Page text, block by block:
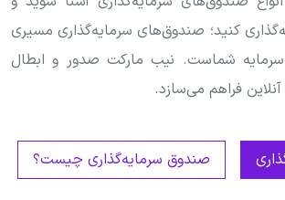
کنید؛ صندوق‌های سرمایه‌گذاری مسیری
شماست. نیب مارکت صدور و ابطال
فراهم می‌سازد.
صندوق سرمایه‌گذاری چیست؟